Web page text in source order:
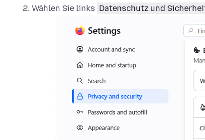
Wählen Sie links Datenschutz und